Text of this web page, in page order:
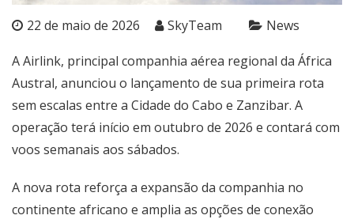
22 de maio de 2026 SkyTeam News
A Airlink, principal companhia aérea regional da África
Austral, anunciou o lançamento de sua primeira rota
sem escalas entre a Cidade do Cabo e Zanzibar. A
operação terá início em outubro de 2026 e contará com
voos semanais aos sábados.
A nova rota reforça a expansão da companhia no
continente africano e amplia as opções de conexão